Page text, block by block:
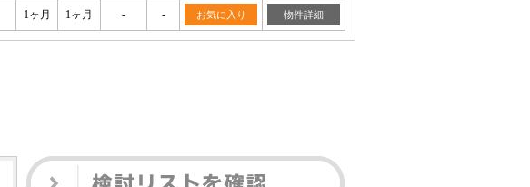
1ヶ月 1ヶ月 - - お気に入り 物件詳細